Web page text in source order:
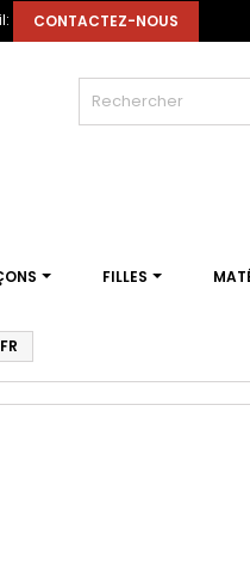
CONTACTEZ-NOUS
FILLES